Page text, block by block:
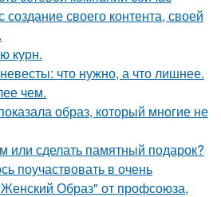
своего контента, своей
курн.
что нужно, а что лишнее.
чем.
образ, который многие не
или сделать памятный подарок?
поучаствовать в очень
Образ" от профсоюза,